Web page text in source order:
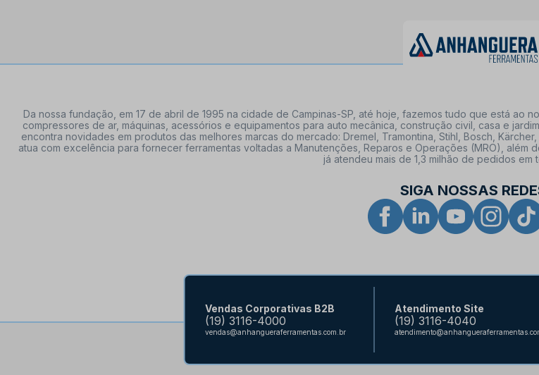
Da nossa fundação, em 17 de abril de 1995 na cidade de Campinas-SP, até hoje, fazemos tudo que está ao
compressores de ar, máquinas, acessórios e equipamentos para auto mecânica, construção civil, casa e
encontra novidades em produtos das melhores marcas do mercado: Dremel, Tramontina, Stihl, Bosch,
atua com excelência para fornecer ferramentas voltadas a Manutenções, Reparos e Operações (MRO),
já atendeu mais de 1,3 milhão de pedidos em
SIGA NOSSAS
Vendas Corporativas B2B
(19) 3116-4000
vendas@anhangueraferramentas.com.br
Atendimento Site
(19) 3116-4040